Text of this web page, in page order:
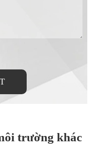
trường khác